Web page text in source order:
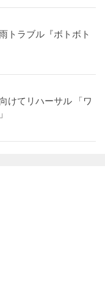
トラブル『ボトボト
けてリハーサル 「ワ